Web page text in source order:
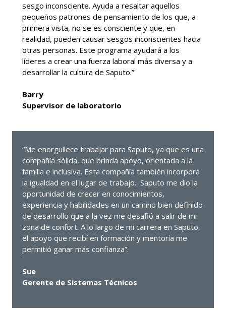
sesgo inconsciente. Ayuda a resaltar aquellos
pequeños patrones de pensamiento de los que, a
primera vista, no se es consciente y que, en
realidad, pueden causar sesgos inconscientes hacia
otras personas. Este programa ayudará a los
líderes a crear una fuerza laboral más diversa y a
desarrollar la cultura de Saputo.”
Barry
Supervisor de laboratorio
“Me enorgullece trabajar para Saputo, ya que es una
compañía sólida, que brinda apoyo, orientada a la
familia e inclusiva. Esta compañía también incorpora
la igualdad en el lugar de trabajo. Saputo me dio la
oportunidad de crecer en conocimientos,
experiencia y habilidades en un camino bien definido
de desarrollo que a la vez me desafió a salir de mi
zona de confort. A lo largo de mi carrera en Saputo,
el apoyo que recibí en formación y mentoría me
permitió ganar más confianza”.
Sue
Gerente de Sistemas Técnicos